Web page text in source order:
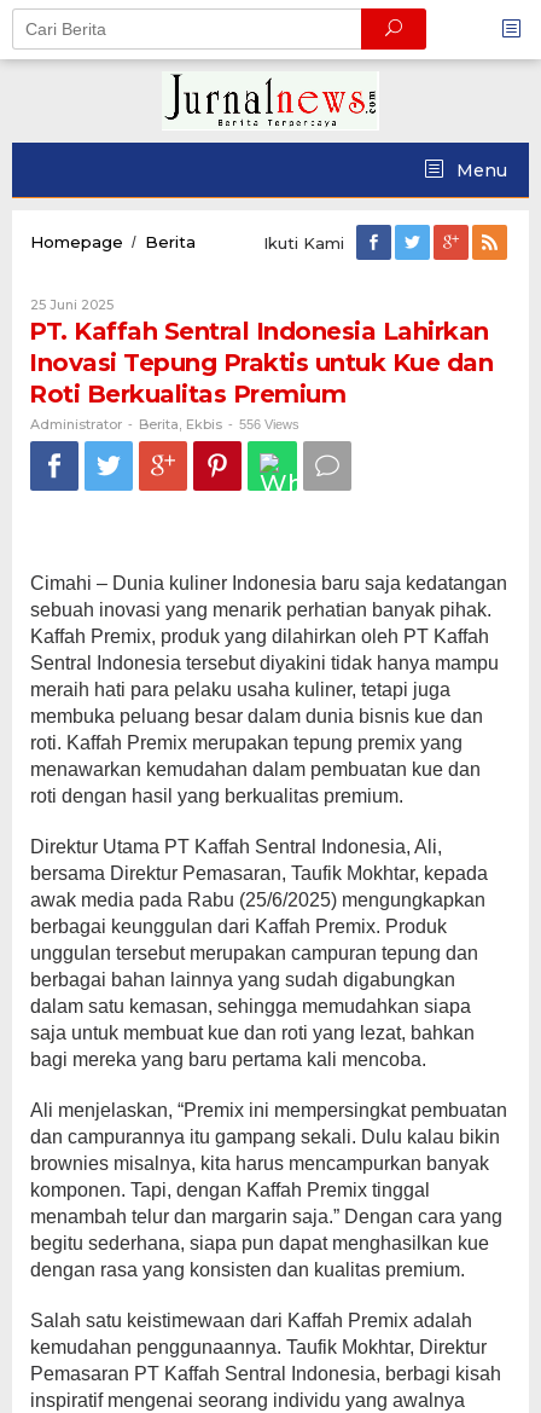
Skip
content
Menu
Homepage / Berita
Lahirkan
Tepung
Praktis
dan
Roti
Ikuti Kami
25 Juni 2025Oleh
Administrator
PT. Kaffah Sentral Indonesia Lahirkan
Inovasi Tepung Praktis untuk Kue dan
Roti Berkualitas Premium
Administrator - Berita, Ekbis - 556 Views
Cimahi – Dunia kuliner Indonesia baru saja kedatangan
sebuah inovasi yang menarik perhatian banyak pihak.
Kaffah Premix, produk yang dilahirkan oleh PT Kaffah
Sentral Indonesia tersebut diyakini tidak hanya mampu
meraih hati para pelaku usaha kuliner, tetapi juga
membuka peluang besar dalam dunia bisnis kue dan
roti. Kaffah Premix merupakan tepung premix yang
menawarkan kemudahan dalam pembuatan kue dan
roti dengan hasil yang berkualitas premium.
Direktur Utama PT Kaffah Sentral Indonesia, Ali,
bersama Direktur Pemasaran, Taufik Mokhtar, kepada
awak media pada Rabu (25/6/2025) mengungkapkan
berbagai keunggulan dari Kaffah Premix. Produk
unggulan tersebut merupakan campuran tepung dan
berbagai bahan lainnya yang sudah digabungkan
dalam satu kemasan, sehingga memudahkan siapa
saja untuk membuat kue dan roti yang lezat, bahkan
bagi mereka yang baru pertama kali mencoba.
Ali menjelaskan, “Premix ini mempersingkat pembuatan
dan campurannya itu gampang sekali. Dulu kalau bikin
brownies misalnya, kita harus mencampurkan banyak
komponen. Tapi, dengan Kaffah Premix tinggal
menambah telur dan margarin saja.” Dengan cara yang
begitu sederhana, siapa pun dapat menghasilkan kue
dengan rasa yang konsisten dan kualitas premium.
Salah satu keistimewaan dari Kaffah Premix adalah
kemudahan penggunaannya. Taufik Mokhtar, Direktur
Pemasaran PT Kaffah Sentral Indonesia, berbagi kisah
inspiratif mengenai seorang individu yang awalnya